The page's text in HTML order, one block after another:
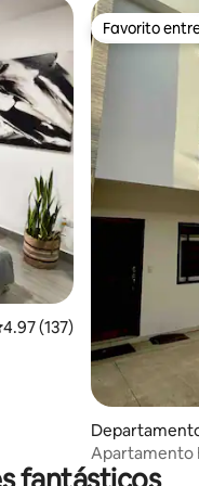
promedio: 4.97
4.97 (137)
Favorito
Favorito
ua
Apartamento